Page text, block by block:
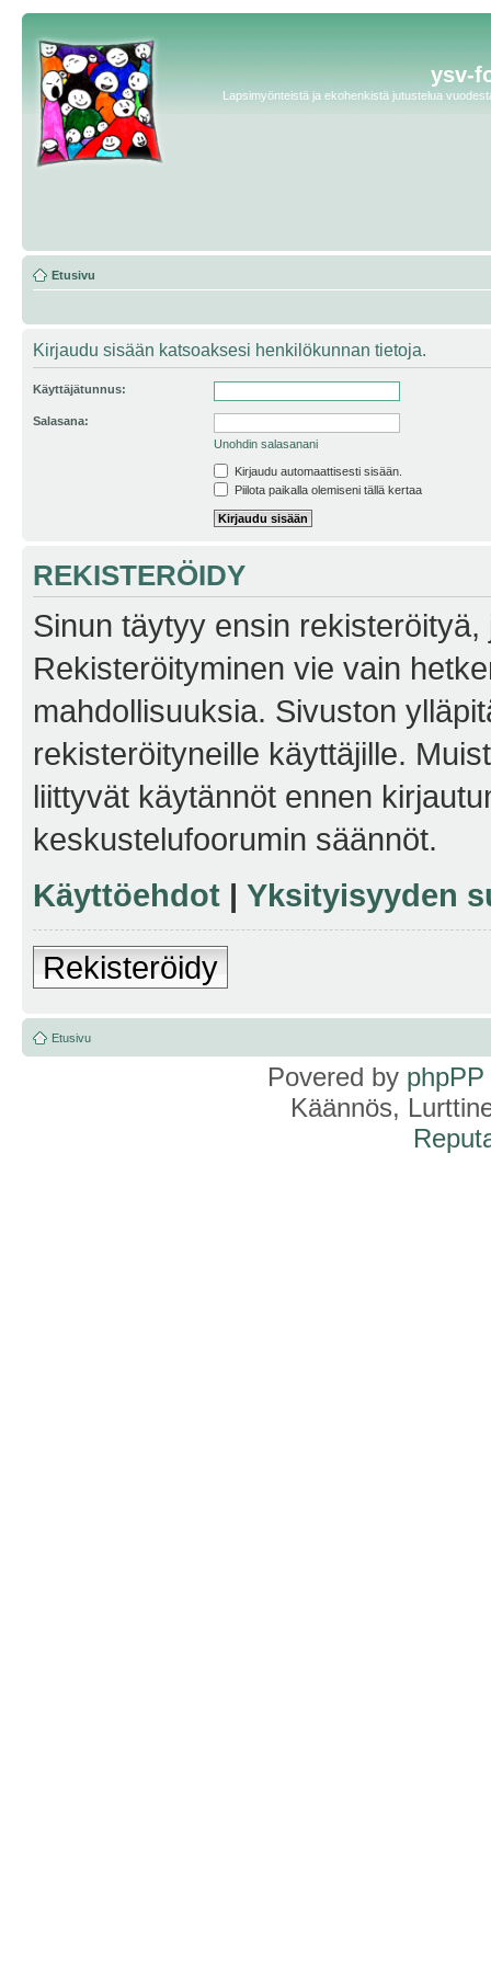
ysv-
Lapsimyönteistä ja ekohenkistä jutustelua
Etusivu
Kirjaudu sisään katsoaksesi henkilökunnan tietoja.
Käyttäjätunnus:
Salasana:
Unohdin salasanani
Kirjaudu automaattisesti sisään.
Piilota paikalla olemiseni tällä kertaa
REKISTERÖIDY
Sinun täytyy ensin
Rekisteröityminen vie vain
mahdollisuuksia. Sivuston
rekisteröityneille käyttäjille.
liittyvät käytännöt ennen
keskustelufoorumin säännöt.
Käyttöehdot | Yksityisyyden
Rekisteröidy
Etusivu
Povered by phpPP
Käännös,